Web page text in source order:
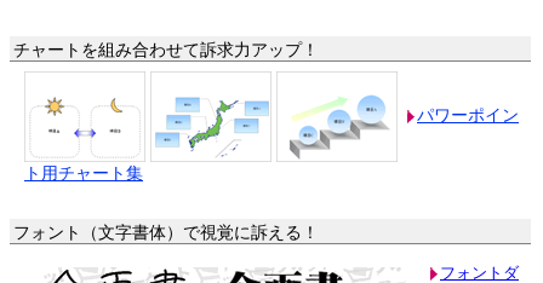
チャートを組み合わせて訴求力アップ！
パワーポイン
ト用チャート集
フォント（文字書体）で視覚に訴える！
フォントダ